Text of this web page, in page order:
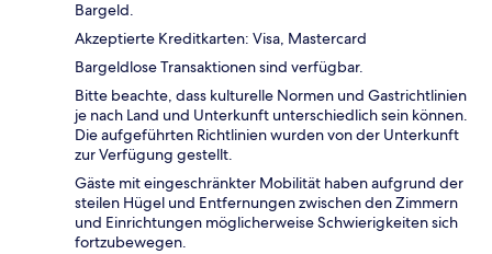
Bargeld.
Akzeptierte Kreditkarten: Visa, Mastercard
Bargeldlose Transaktionen sind verfügbar.
Bitte beachte, dass kulturelle Normen und Gastrichtlinien
je nach Land und Unterkunft unterschiedlich sein können.
Die aufgeführten Richtlinien wurden von der Unterkunft
zur Verfügung gestellt.
Gäste mit eingeschränkter Mobilität haben aufgrund der
steilen Hügel und Entfernungen zwischen den Zimmern
und Einrichtungen möglicherweise Schwierigkeiten sich
fortzubewegen.